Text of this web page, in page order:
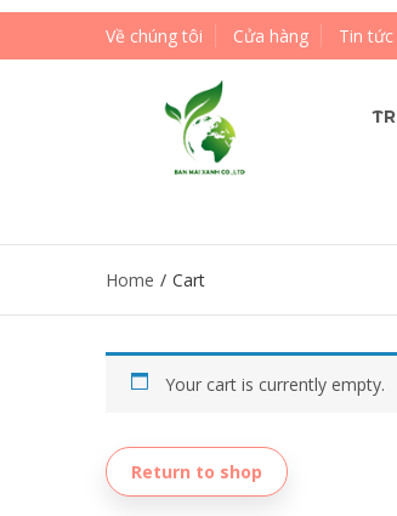
Về chúng tôi Cửa hàng Tin tức
Home / Cart
Your cart is currently empty.
Return to shop